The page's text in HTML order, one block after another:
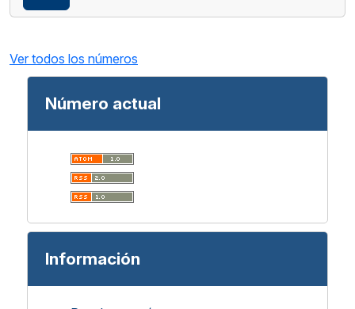
Ver todos los números
Número actual
Información